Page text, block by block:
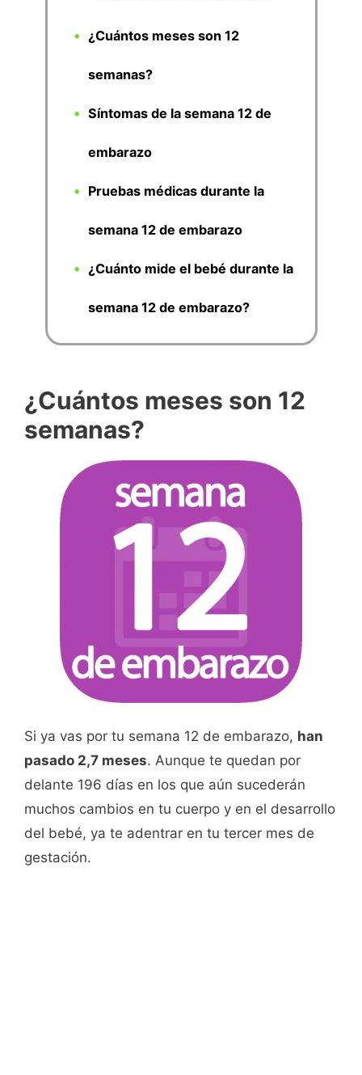
¿Cuántos meses son 12
semanas?
Síntomas de la semana 12 de
embarazo
Pruebas médicas durante la
semana 12 de embarazo
¿Cuánto mide el bebé durante la
semana 12 de embarazo?
¿Cuántos meses son 12
semanas?
Si ya vas por tu semana 12 de embarazo, han
pasado 2,7 meses. Aunque te quedan por
delante 196 días en los que aún sucederán
muchos cambios en tu cuerpo y en el desarrollo
del bebé, ya te adentrar en tu tercer mes de
gestación.